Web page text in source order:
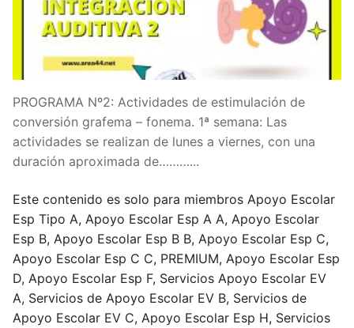
PROGRAMA Nº2: Actividades de estimulación de
conversión grafema – fonema. 1ª semana: Las
actividades se realizan de lunes a viernes, con una
duración aproximada de………...
Este contenido es solo para miembros Apoyo Escolar
Esp Tipo A, Apoyo Escolar Esp A A, Apoyo Escolar
Esp B, Apoyo Escolar Esp B B, Apoyo Escolar Esp C,
Apoyo Escolar Esp C C, PREMIUM, Apoyo Escolar Esp
D, Apoyo Escolar Esp F, Servicios Apoyo Escolar EV
A, Servicios de Apoyo Escolar EV B, Servicios de
Apoyo Escolar EV C, Apoyo Escolar Esp H, Servicios